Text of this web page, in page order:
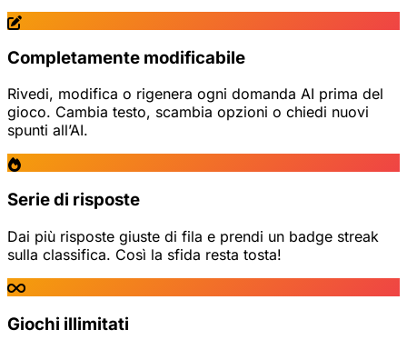
Completamente modificabile
Rivedi, modifica o rigenera ogni domanda AI prima del
gioco. Cambia testo, scambia opzioni o chiedi nuovi
spunti all’AI.
Serie di risposte
Dai più risposte giuste di fila e prendi un badge streak
sulla classifica. Così la sfida resta tosta!
Giochi illimitati